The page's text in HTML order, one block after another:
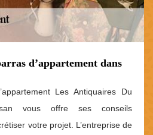
d’appartement dans
Les Antiquaires Du
vous offre ses conseils
votre projet. L’entreprise de